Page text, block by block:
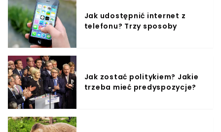
Jak udostępnić internet z
telefonu? Trzy sposoby
Jak zostać politykiem? Jakie
trzeba mieć predyspozycje?